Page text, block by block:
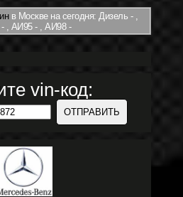
в Москве на сегодня: Дизель - ,
, АИ95 - , АИ98 -
vin-код: